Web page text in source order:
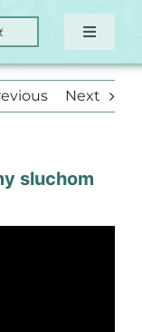
Toggle
Next
sluchom